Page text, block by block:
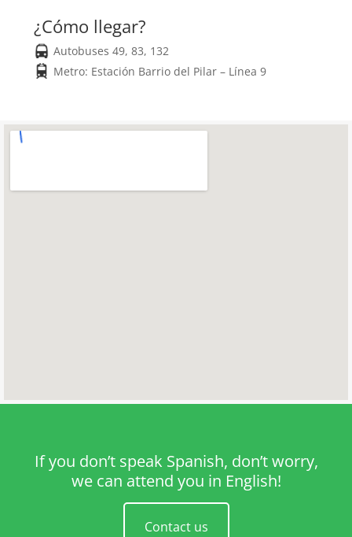
¿Cómo llegar?
Autobuses 49, 83, 132
Metro: Estación Barrio del Pilar – Línea 9
If you don’t speak Spanish, don’t worry,
we can attend you in English!
Contact us